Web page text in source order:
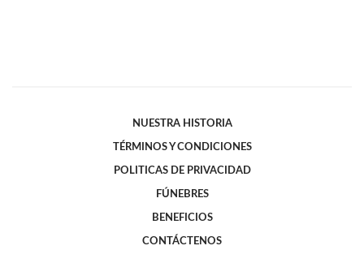
NUESTRA HISTORIA
TÉRMINOS Y CONDICIONES
POLITICAS DE PRIVACIDAD
FÚNEBRES
BENEFICIOS
CONTÁCTENOS